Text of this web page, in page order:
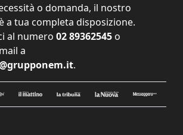
o domanda, il nostro
a tua completa disposizione.
al numero 02 89362545 o
a
.